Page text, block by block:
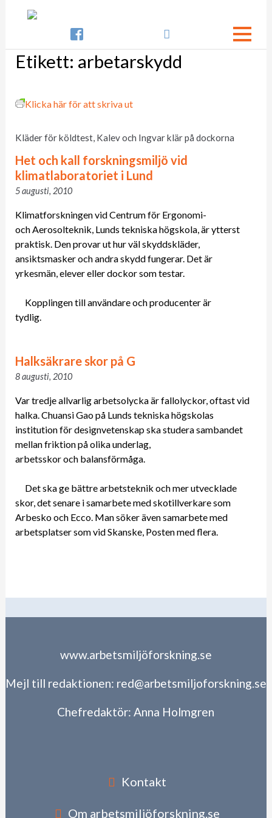

Etikett: arbetarskydd
Klicka här för att skriva ut
Kläder för köldtest, Kalev och Ingvar klär på dockorna
Het och kall forskningsmiljö vid
klimatlaboratoriet i Lund
5 augusti, 2010
Klimatforskningen vid Centrum för Ergonomi-
och Aerosolteknik, Lunds tekniska högskola, är ytterst
praktisk. Den provar ut hur väl skyddskläder,
ansiktsmasker och andra skydd fungerar. Det är
yrkesmän, elever eller dockor som testar.
Kopplingen till användare och producenter är
tydlig.
Halksäkrare skor på G
8 augusti, 2010
Var tredje allvarlig arbetsolycka är fallolyckor, oftast vid
halka. Chuansi Gao på Lunds tekniska högskolas
institution för designvetenskap ska studera sambandet
mellan friktion på olika underlag,
arbetsskor och balansförmåga.
Det ska ge bättre arbetsteknik och mer utvecklade
skor, det senare i samarbete med skotillverkare som
Arbesko och Ecco. Man söker även samarbete med
arbetsplatser som vid Skanske, Posten med flera.
www.arbetsmiljöforskning.se
Mejl till redaktionen: red@arbetsmiljoforskning.se
Chefredaktör:Anna Holmgren
Kontakt
Om arbetsmiljöforskning.se